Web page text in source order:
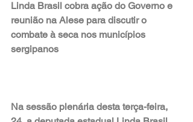
Linda Brasil cobra ação do Governo e
reunião na Alese para discutir o
combate à seca nos municípios
sergipanos
Na sessão plenária desta terça-feira,